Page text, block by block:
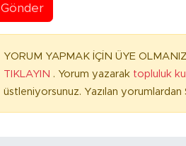
Gönder
YORUM YAPMAK İÇİN ÜYE
TIKLAYIN . Yorum yazarak topluluk
üstleniyorsunuz. Yazılan